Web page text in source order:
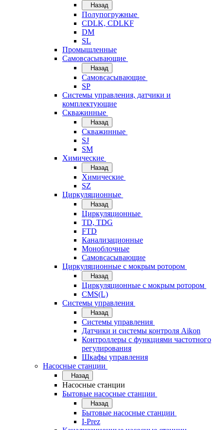
Назад
Полупогружные
CDLK, CDLKF
DM
SL
Промышленные
Самовсасывающие
Назад
Самовсасывающие
SP
Системы управления, датчики и
комплектующие
Скважинные
Назад
Скважинные
SJ
SM
Химические
Назад
Химические
SZ
Циркуляционные
Назад
Циркуляционные
TD, TDG
FTD
Канализационные
Моноблочные
Самовсасывающие
Циркуляционные с мокрым ротором
Назад
Циркуляционные с мокрым ротором
CMS(L)
Системы управления
Назад
Системы управления
Датчики и системы контроля Aikon
Контроллеры с функциями частотного
регулирования
Шкафы управления
Насосные станции
Назад
Насосные станции
Бытовые насосные станции
Назад
Бытовые насосные станции
I-Prez